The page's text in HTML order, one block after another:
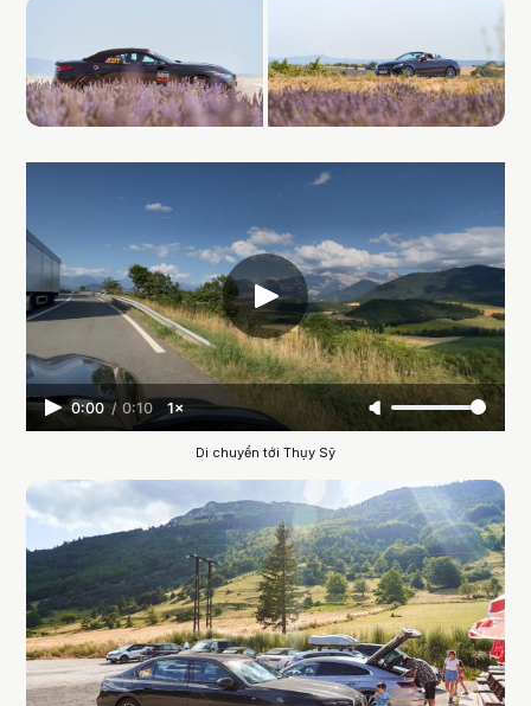
0:00 / 0:10 1×
Di chuyển tới Thụy Sỹ